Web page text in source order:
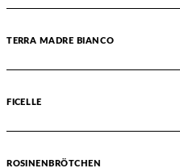
TERRA MADRE BIANCO
FICELLE
ROSINENBRÖTCHEN